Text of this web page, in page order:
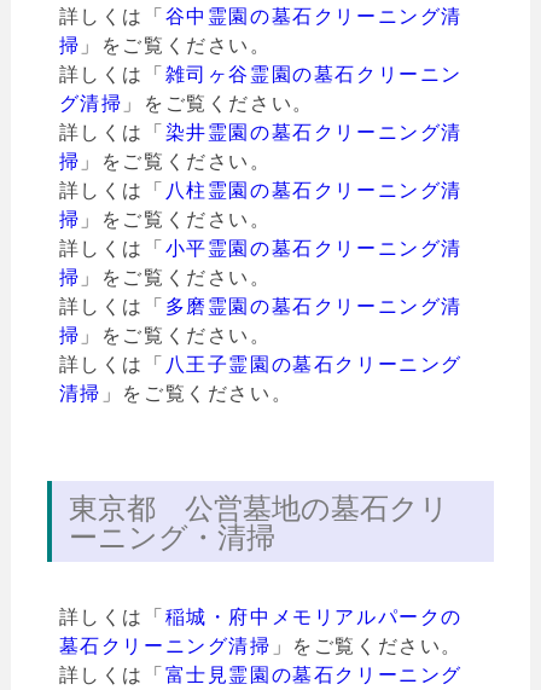
詳しくは「 谷中霊園の墓石クリーニング清
掃 」をご覧ください。
詳しくは「 雑司ヶ谷霊園の墓石クリーニン
グ清掃 」をご覧ください。
詳しくは「 染井霊園の墓石クリーニング清
掃 」をご覧ください。
詳しくは「 八柱霊園の墓石クリーニング清
掃 」をご覧ください。
詳しくは「 小平霊園の墓石クリーニング清
掃 」をご覧ください。
詳しくは「 多磨霊園の墓石クリーニング清
掃 」をご覧ください。
詳しくは「 八王子霊園の墓石クリーニング
清掃 」をご覧ください。
東京都 公営墓地の墓石クリ
ーニング・清掃
詳しくは「 稲城・府中メモリアルパークの
墓石クリーニング清掃 」をご覧ください。
詳しくは「 富士見霊園の墓石クリーニング